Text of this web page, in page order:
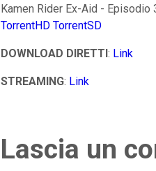
Kamen Rider Ex-Aid - Episodio
TorrentHD TorrentSD
DOWNLOAD DIRETTI: Link
STREAMING: Link
Lascia un